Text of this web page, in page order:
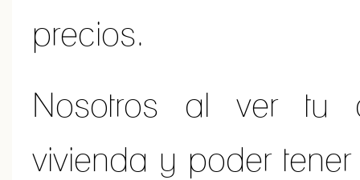
precios.
Nosotros al ver tu
vivienda y poder